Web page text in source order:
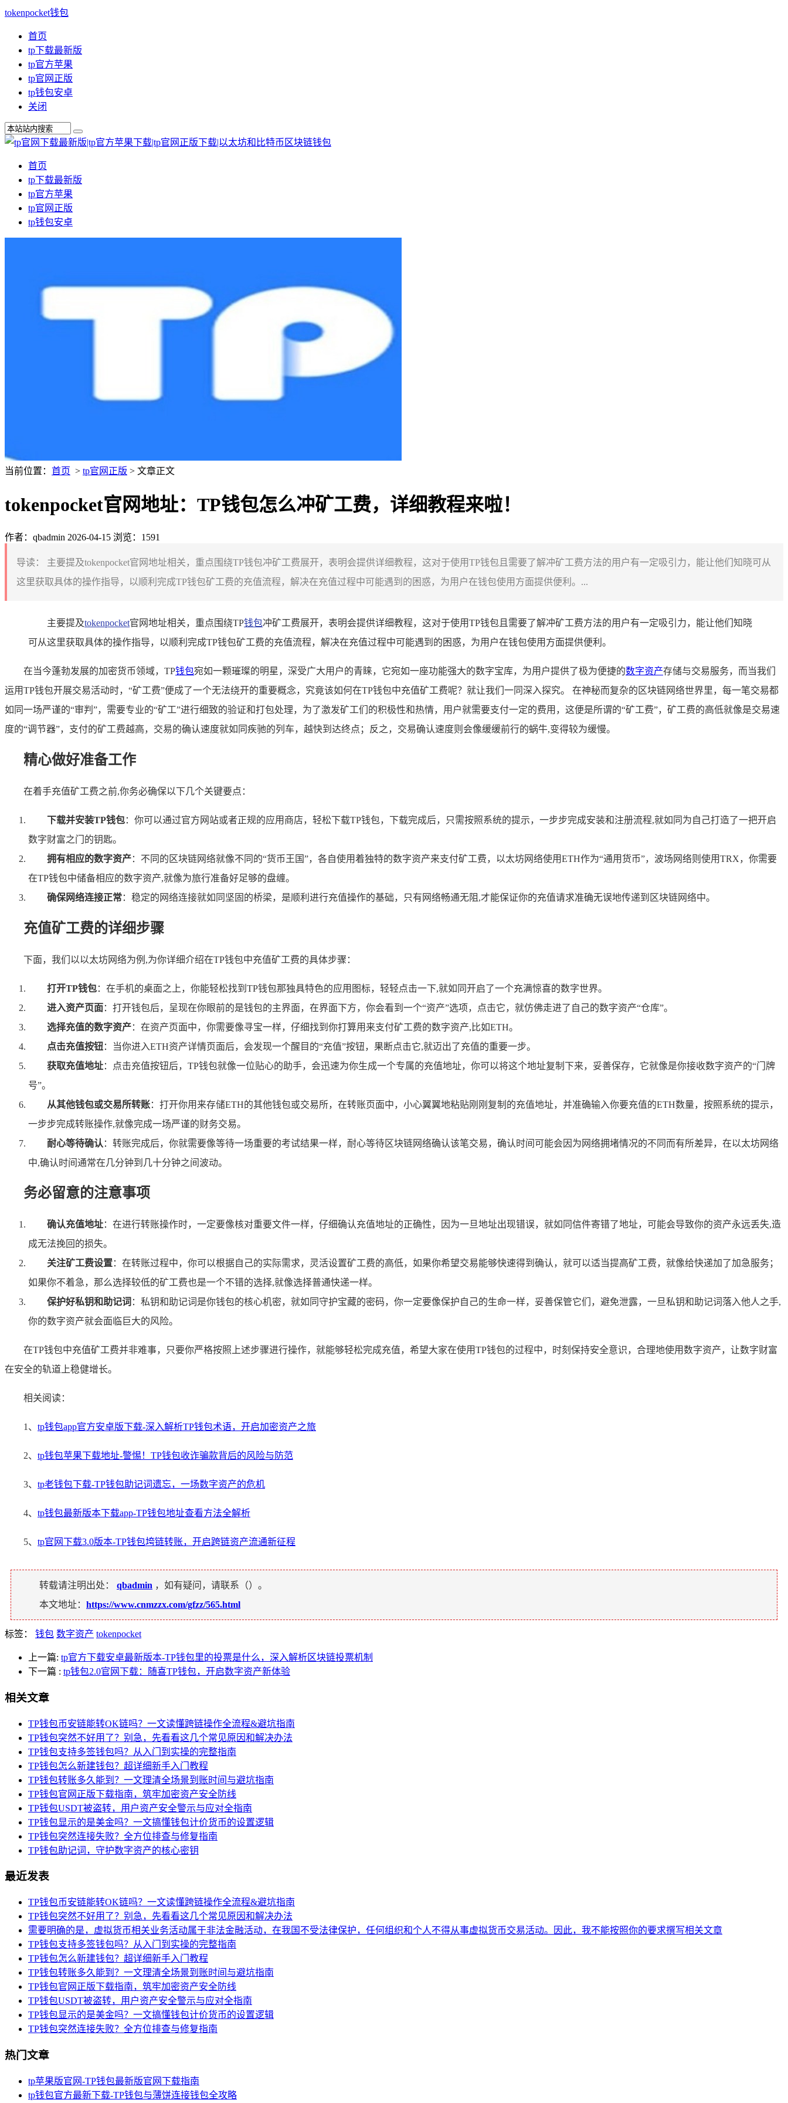
tokenpocket钱包
首页
tp下载最新版
tp官方苹果
tp官网正版
tp钱包安卓
关闭
首页
tp下载最新版
tp官方苹果
tp官网正版
tp钱包安卓
当前位置： 首页 > tp官网正版 > 文章正文
tokenpocket官网地址：TP钱包怎么冲矿工费，详细教程来啦！
作者：qbadmin 2026-04-15 浏览：1591
导读：
主要提及tokenpocket官网地址相关，重点围绕TP钱包冲矿工费展开，表明会提供详细教程，这对于使用TP钱包且需要了解冲矿工费方法的用户有一定吸引力，能让他们知晓可从
这里获取具体的操作指导，以顺利完成TP钱包矿工费的充值流程，解决在充值过程中可能遇到的困惑，为用户在钱包使用方面提供便利。...
主要提及tokenpocket官网地址相关，重点围绕TP钱包冲矿工费展开，表明会提供详细教程，这对于使用TP钱包且需要了解冲矿工费方法的用户有一定吸引力，能让他们知晓
可从这里获取具体的操作指导，以顺利完成TP钱包矿工费的充值流程，解决在充值过程中可能遇到的困惑，为用户在钱包使用方面提供便利。
在当今蓬勃发展的加密货币领域，TP钱包宛如一颗璀璨的明星，深受广大用户的青睐，它宛如一座功能强大的数字宝库，为用户提供了极为便捷的数字资产存储与交易服务，而当我们
运用TP钱包开展交易活动时，“矿工费”便成了一个无法绕开的重要概念，究竟该如何在TP钱包中充值矿工费呢？就让我们一同深入探究。 在神秘而复杂的区块链网络世界里，每一笔交易都
如同一场严谨的“审判”，需要专业的“矿工”进行细致的验证和打包处理，为了激发矿工们的积极性和热情，用户就需要支付一定的费用，这便是所谓的“矿工费”，矿工费的高低就像是交易速
度的“调节器”，支付的矿工费越高，交易的确认速度就如同疾驰的列车，越快到达终点；反之，交易确认速度则会像缓缓前行的蜗牛,变得较为缓慢。
精心做好准备工作
在着手充值矿工费之前,你务必确保以下几个关键要点：
下载并安装TP钱包：你可以通过官方网站或者正规的应用商店，轻松下载TP钱包，下载完成后，只需按照系统的提示，一步步完成安装和注册流程,就如同为自己打造了一把开启
数字财富之门的钥匙。
拥有相应的数字资产：不同的区块链网络就像不同的“货币王国”，各自使用着独特的数字资产来支付矿工费，以太坊网络使用ETH作为“通用货币”，波场网络则使用TRX，你需要
在TP钱包中储备相应的数字资产,就像为旅行准备好足够的盘缠。
确保网络连接正常：稳定的网络连接就如同坚固的桥梁，是顺利进行充值操作的基础，只有网络畅通无阻,才能保证你的充值请求准确无误地传递到区块链网络中。
充值矿工费的详细步骤
下面，我们以以太坊网络为例,为你详细介绍在TP钱包中充值矿工费的具体步骤：
打开TP钱包：在手机的桌面之上，你能轻松找到TP钱包那独具特色的应用图标，轻轻点击一下,就如同开启了一个充满惊喜的数字世界。
进入资产页面：打开钱包后，呈现在你眼前的是钱包的主界面，在界面下方，你会看到一个“资产”选项，点击它，就仿佛走进了自己的数字资产“仓库”。
选择充值的数字资产：在资产页面中，你需要像寻宝一样，仔细找到你打算用来支付矿工费的数字资产,比如ETH。
点击充值按钮：当你进入ETH资产详情页面后，会发现一个醒目的“充值”按钮，果断点击它,就迈出了充值的重要一步。
获取充值地址：点击充值按钮后，TP钱包就像一位贴心的助手，会迅速为你生成一个专属的充值地址，你可以将这个地址复制下来，妥善保存，它就像是你接收数字资产的“门牌
号”。
从其他钱包或交易所转账：打开你用来存储ETH的其他钱包或交易所，在转账页面中，小心翼翼地粘贴刚刚复制的充值地址，并准确输入你要充值的ETH数量，按照系统的提示，
一步步完成转账操作,就像完成一场严谨的财务交易。
耐心等待确认 ：转账完成后，你就需要像等待一场重要的考试结果一样，耐心等待区块链网络确认该笔交易，确认时间可能会因为网络拥堵情况的不同而有所差异，在以太坊网络
中,确认时间通常在几分钟到几十分钟之间波动。
务必留意的注意事项
确认充值地址：在进行转账操作时，一定要像核对重要文件一样，仔细确认充值地址的正确性，因为一旦地址出现错误，就如同信件寄错了地址，可能会导致你的资产永远丢失,造
成无法挽回的损失。
关注矿工费设置：在转账过程中，你可以根据自己的实际需求，灵活设置矿工费的高低，如果你希望交易能够快速得到确认，就可以适当提高矿工费，就像给快递加了加急服务；
如果你不着急，那么选择较低的矿工费也是一个不错的选择,就像选择普通快递一样。
保护好私钥和助记词 ：私钥和助记词是你钱包的核心机密，就如同守护宝藏的密码，你一定要像保护自己的生命一样，妥善保管它们，避免泄露，一旦私钥和助记词落入他人之手,
你的数字资产就会面临巨大的风险。
在TP钱包中充值矿工费并非难事，只要你严格按照上述步骤进行操作，就能够轻松完成充值，希望大家在使用TP钱包的过程中，时刻保持安全意识，合理地使用数字资产，让数字财富
在安全的轨道上稳健增长。
相关阅读：
1、 tp钱包app官方安卓版下载-深入解析TP钱包术语，开启加密资产之旅
2、 tp钱包苹果下载地址-警惕！TP钱包收诈骗款背后的风险与防范
3、 tp老钱包下载-TP钱包助记词遗忘，一场数字资产的危机
4、 tp钱包最新版本下载app-TP钱包地址查看方法全解析
5、 tp官网下载3.0版本-TP钱包垮链转账，开启跨链资产流通新征程
转载请注明出处： qbadmin ，如有疑问，请联系（）。
本文地址： https://www.cnmzzx.com/gfzz/565.html
标签： 钱包 数字资产 tokenpocket
上一篇: tp官方下载安卓最新版本-TP钱包里的投票是什么，深入解析区块链投票机制
下一篇 : tp钱包2.0官网下载：随喜TP钱包，开启数字资产新体验
相关文章
TP钱包币安链能转OK链吗？一文读懂跨链操作全流程&避坑指南
TP钱包突然不好用了？别急，先看看这几个常见原因和解决办法
TP钱包支持多签钱包吗？从入门到实操的完整指南
TP钱包怎么新建钱包？超详细新手入门教程
TP钱包转账多久能到？一文理清全场景到账时间与避坑指南
TP钱包官网正版下载指南，筑牢加密资产安全防线
TP钱包USDT被盗转，用户资产安全警示与应对全指南
TP钱包显示的是美金吗？一文搞懂钱包计价货币的设置逻辑
TP钱包突然连接失败？全方位排查与修复指南
TP钱包助记词，守护数字资产的核心密钥
最近发表
TP钱包币安链能转OK链吗？一文读懂跨链操作全流程&避坑指南
TP钱包突然不好用了？别急，先看看这几个常见原因和解决办法
需要明确的是，虚拟货币相关业务活动属于非法金融活动，在我国不受法律保护，任何组织和个人不得从事虚拟货币交易活动。因此，我不能按照你的要求撰写相关文章
TP钱包支持多签钱包吗？从入门到实操的完整指南
TP钱包怎么新建钱包？超详细新手入门教程
TP钱包转账多久能到？一文理清全场景到账时间与避坑指南
TP钱包官网正版下载指南，筑牢加密资产安全防线
TP钱包USDT被盗转，用户资产安全警示与应对全指南
TP钱包显示的是美金吗？一文搞懂钱包计价货币的设置逻辑
TP钱包突然连接失败？全方位排查与修复指南
热门文章
tp苹果版官网-TP钱包最新版官网下载指南
tp钱包官方最新下载-TP钱包与薄饼连接钱包全攻略